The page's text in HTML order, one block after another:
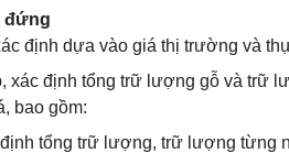
đứng
định dựa vào giá thị trường và
xác định tổng trữ lượng gỗ và trữ
bao gồm:
tổng trữ lượng, trữ lượng từng